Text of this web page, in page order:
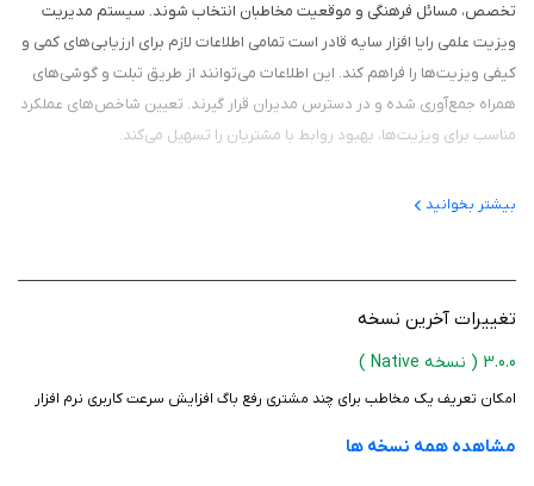
تخصص، مسائل فرهنگی و موقعیت مخاطبان انتخاب شوند. سیستم مدیریت
ویزیت علمی رایا افزار سایه قادر است تمامی اطلاعات لازم برای ارزیابی‌های کمی و
کیفی ویزیت‌ها را فراهم کند. این اطلاعات می‌توانند از طریق تبلت و گوشی‌های
همراه جمع‌آوری شده و در دسترس مدیران قرار گیرند. تعیین شاخص‌های عملکرد
مناسب برای ویزیت‌ها، بهبود روابط با مشتریان را تسهیل می‌کند.
این نرم‌افزار قابلیت ثبت ویزیت در فرآیند مارکتینگ شرکت‌های دارویی را برای
شما فراهم می‌آورد. در طی ویزیت، امکان ثبت زمان ورود و خروج به مطب پزشک
معرفی محصولات
بیشتر بخوانید
تغییرات آخرین نسخه
3.0.0 ( نسخه Native )
امکان تعریف یک مخاطب برای چند مشتری رفع باگ افزایش سرعت کاربری نرم افزار
مشاهده همه نسخه ها